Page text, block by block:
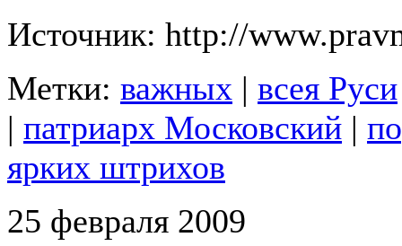
Источник: http://
Метки: важных | всея Руси
| патриарх Московский |
ярких штрихов
25 февраля 2009